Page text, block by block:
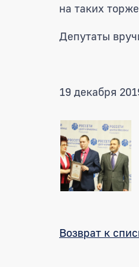
на таких
Депутаты
19 декабря
Возврат к